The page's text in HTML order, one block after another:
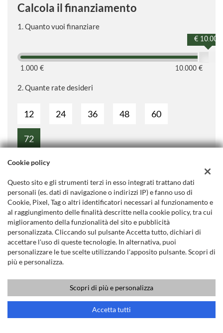
Calcola il finanziamento
1. Quanto vuoi finanziare
1.000 € 10.000 €
€ 10.000
2. Quante rate desideri
12 24 36 48 60
72
3.Aggiungi l'assicurazione
L'importo del premio è finanziato nel prestito. Tutela il tuo
rimborso. Maggiori informazioni sulla polizza.
Si, sono interessato
No, non sono interessato
La tua rata mensile
(IVA inclusa)
156 €
4,98% Contatta un consulente
Cookie policy
Questo sito e gli strumenti terzi in esso integrati trattano dati
personali (es. dati di navigazione o indirizzi IP) e fanno uso di
Cookie, Pixel, Tag o altri identificatori necessari al funzionamento e
al raggiungimento delle finalità descritte nella cookie policy, tra cui
miglioramento della funzionalità del sito e pubblicità
personalizzata. Cliccando sul pulsante Accetta tutto, dichiari di
accettare l'uso di queste tecnologie. In alternativa, puoi
personalizzare le tue scelte utilizzando l'apposito pulsante. Scopri di
più e personalizza.
Scopri di più e personalizza
Accetta tutti